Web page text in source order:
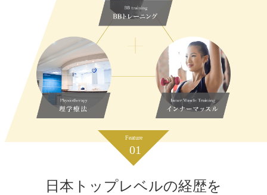
Feature
01
日本トップレベルの経歴を